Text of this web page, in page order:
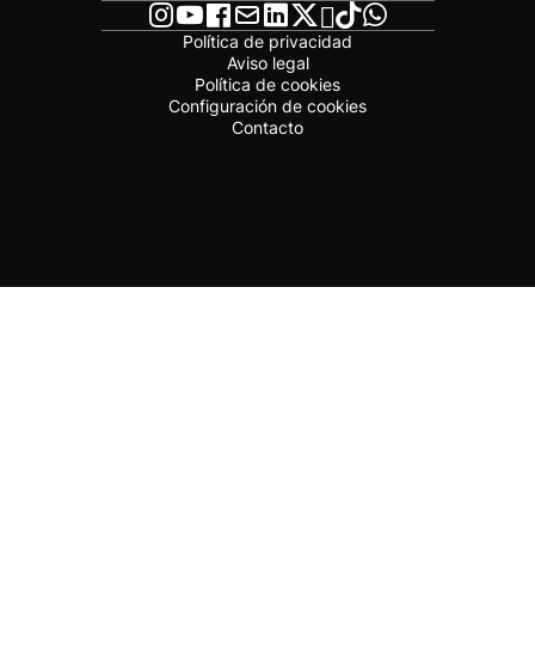
Política de privacidad
Aviso legal
Política de cookies
Configuración de cookies
Contacto